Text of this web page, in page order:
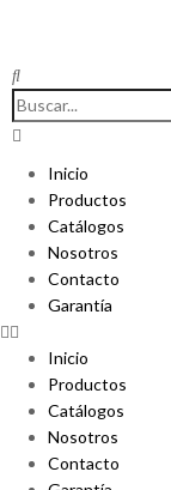
Inicio
Productos
Catálogos
Nosotros
Contacto
Garantía
Inicio
Productos
Catálogos
Nosotros
Contacto